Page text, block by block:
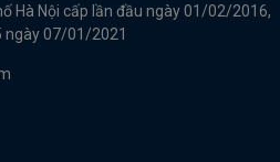
Hà Nội cấp lần đầu ngày 01/02/2016,
ngày 07/01/2021